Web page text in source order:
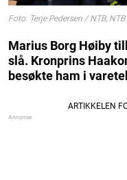
Foto: Terje Pedersen / NTB, NTB
Marius Borg Høiby
slå. Kronprins
besøkte ham i